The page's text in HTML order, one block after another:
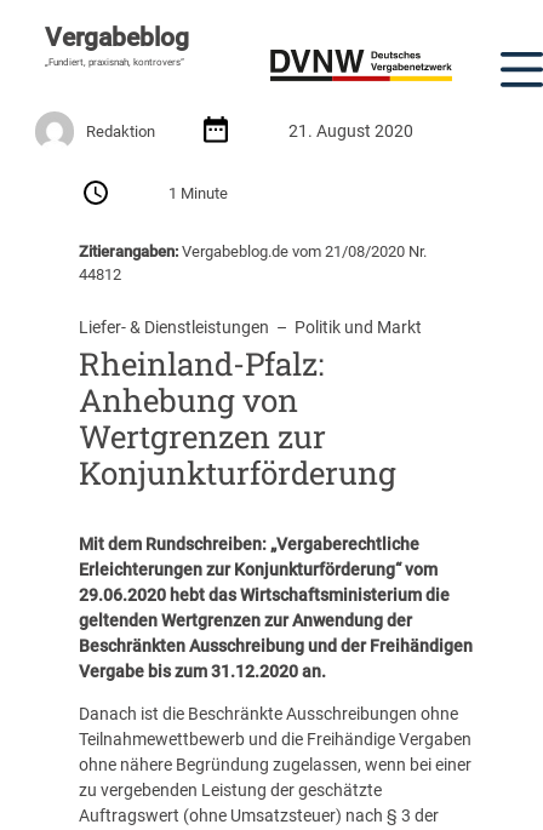
Vergabeblog
„Fundiert, praxisnah, kontrovers“
Redaktion 21. August 2020
1 Minute
Zitierangaben:Vergabeblog.de vom 21/08/2020 Nr.
44812
Liefer- & Dienstleistungen
  –
Politik und Markt
Rheinland-Pfalz:
Anhebung von
Wertgrenzen zur
Konjunkturförderung
Mit dem Rundschreiben: „Vergaberechtliche
Erleichterungen zur Konjunkturförderung“ vom
29.06.2020 hebt das Wirtschaftsministerium die
geltenden Wertgrenzen zur Anwendung der
Beschränkten Ausschreibung und der Freihändigen
Vergabe bis zum 31.12.2020 an.
Danach ist die Beschränkte Ausschreibungen ohne
Teilnahmewettbewerb und die Freihändige Vergaben
ohne nähere Begründung zugelassen, wenn bei einer
zu vergebenden Leistung der geschätzte
Auftragswert (ohne Umsatzsteuer) nach § 3 der